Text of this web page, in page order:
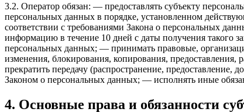
3.2. Оператор обязан: — предоставлять субъекту
персональных данных в порядке, установленном
соответствии с требованиями Закона о персональных
информацию в течение 10 дней с даты получения такого
персональных данных; — принимать правовые,
изменения, блокирования, копирования,
прекратить передачу (распространение,
Законом о персональных данных; — исполнять иные
4. Основные права и обязанности